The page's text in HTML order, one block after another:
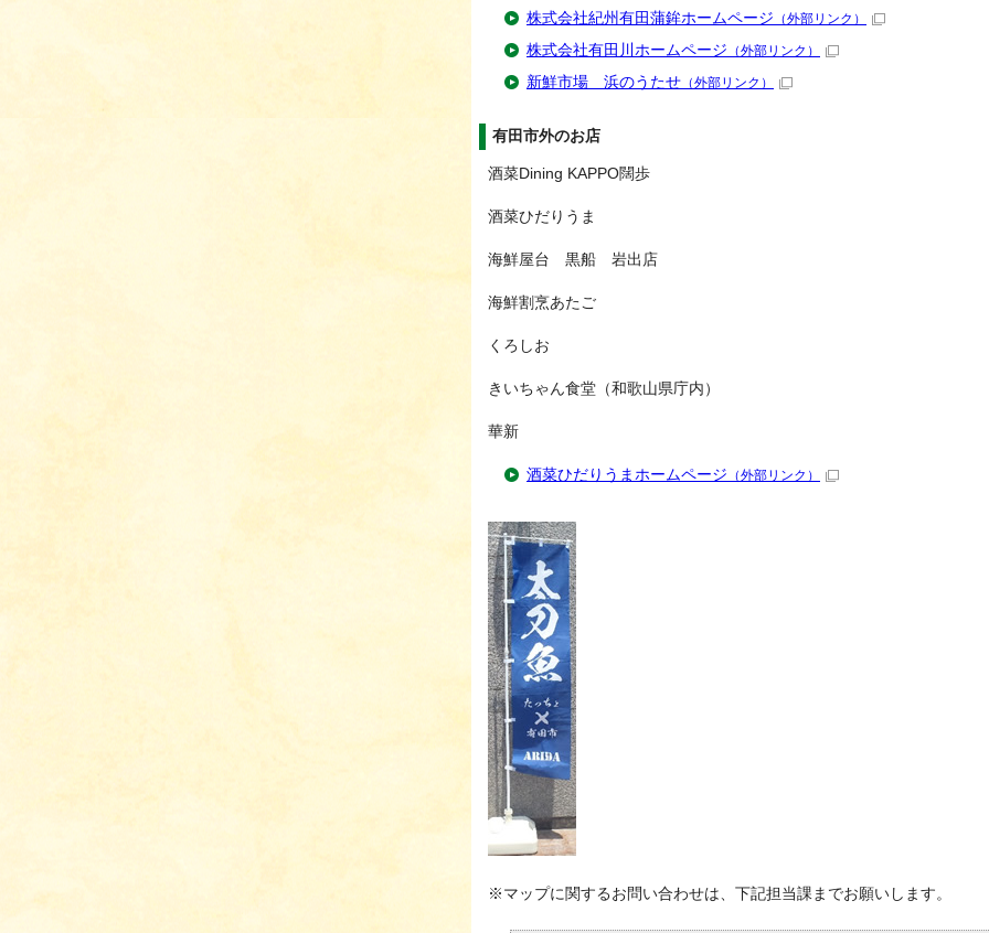
株式会社紀州有田蒲鉾ホームページ （外部リンク）
株式会社有田川ホームページ （外部リンク）
新鮮市場 浜のうたせ （外部リンク）
有田市外のお店
酒菜Dining KAPPO闊歩
酒菜ひだりうま
海鮮屋台 黒船 岩出店
海鮮割烹あたご
くろしお
きいちゃん食堂（和歌山県庁内）
華新
酒菜ひだりうまホームページ （外部リンク）
※マップに関するお問い合わせは、下記担当課までお願いします。